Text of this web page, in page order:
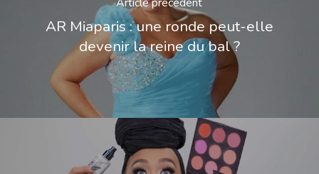
Article précédent
AR Miaparis : une ronde peut-elle
devenir la reine du bal ?